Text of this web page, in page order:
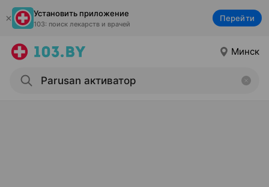
Установить приложение
103: поиск лекарств и врачей
Перейти
Минск